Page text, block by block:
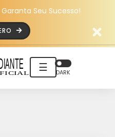
Seu Sucesso!
☰ DARK